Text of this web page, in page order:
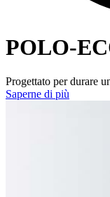
POLO-
Progettato per durare
Saperne di più